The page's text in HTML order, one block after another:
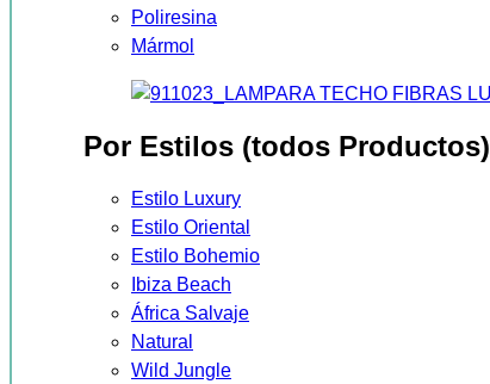
Poliresina
Mármol
Por Estilos (todos Productos)
Estilo Luxury
Estilo Oriental
Estilo Bohemio
Ibiza Beach
África Salvaje
Natural
Wild Jungle